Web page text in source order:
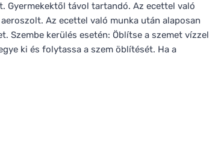
távol tartandó. Az ecettel való
Az ecettel való munka után alaposan
Szembe kerülés esetén: Öblítse a szemet vízzel
ki és folytassa a szem öblítését. Ha a